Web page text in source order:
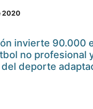
2020
invierte 90.000
no profesional
deporte